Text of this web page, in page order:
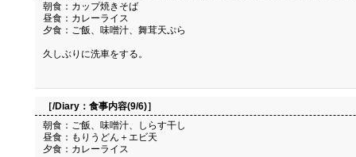
朝食：カップ焼きそば
昼食：カレーライス
夕食：ご飯、味噌汁、舞茸天ぷら
久しぶりに洗車をする。
［/Diary： 食事内容(9/6)］
朝食：ご飯、味噌汁、しらす干し
昼食：もりうどん＋エビ天
夕食：カレーライス